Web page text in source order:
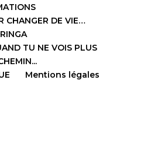
CHANGER DE VIE…
TU NE VOIS PLUS
Mentions légales